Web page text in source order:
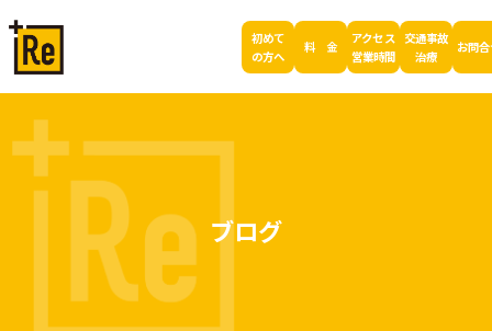
初めて
の方へ
料 金
アクセス
営業時間
交通事故
治療
お問
ブログ